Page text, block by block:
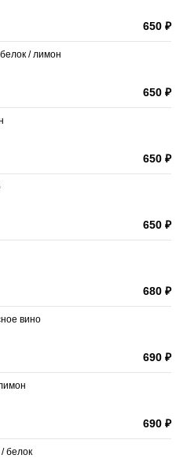
650 ₽
/ лимон
650 ₽
650 ₽
650 ₽
680 ₽
вино
690 ₽
690 ₽
белок